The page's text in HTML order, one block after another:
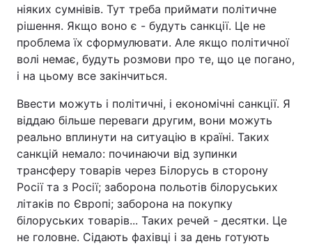
Тема оформлення
ніяких сумнівів. Тут треба приймати політичне
рішення. Якщо воно є - будуть санкції. Це не
проблема їх сформулювати. Але якщо політичної
волі немає, будуть розмови про те, що це погано,
і на цьому все закінчиться.
Ввести можуть і політичні, і економічні санкції. Я
віддаю більше переваги другим, вони можуть
реально вплинути на ситуацію в країні. Таких
санкцій немало: починаючи від зупинки
трансферу товарів через Білорусь в сторону
Росії та з Росії; заборона польотів білоруських
літаків по Європі; заборона на покупку
білоруських товарів... Таких речей - десятки. Це
не головне. Сідають фахівці і за день готують